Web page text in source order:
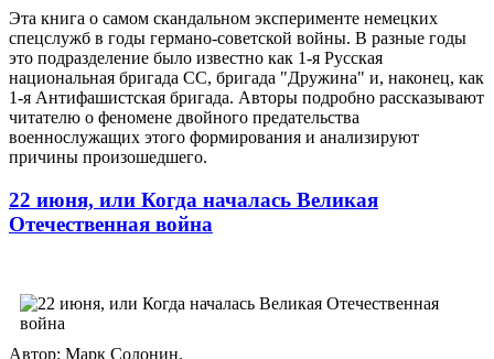
Эта книга о самом скандальном эксперименте немецких
спецслужб в годы германо-советской войны. В разные годы
это подразделение было известно как 1-я Русская
национальная бригада СС, бригада "Дружина" и, наконец, как
1-я Антифашистская бригада. Авторы подробно рассказывают
читателю о феномене двойного предательства
военнослужащих этого формирования и анализируют
причины произошедшего.
22 июня, или Когда началась Великая
Отечественная война
Автор: Марк Солонин.